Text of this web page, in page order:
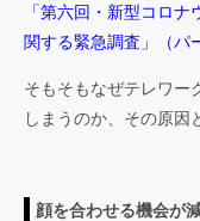
「第六回・新型コロ
関する緊急調査」（パ
そもそもなぜテレワー
しまうのか、その原因
顔を合わせる機会が